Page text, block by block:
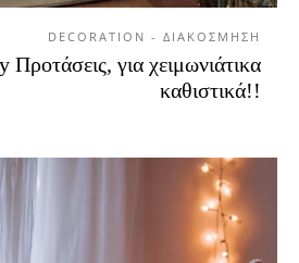
DECORATION - ΔΙΑΚΟΣΜΗΣΗ
Προτάσεις, για χειμωνιάτικα
καθιστικά!!